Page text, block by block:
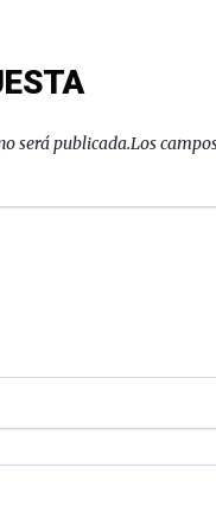
será publicada.Los